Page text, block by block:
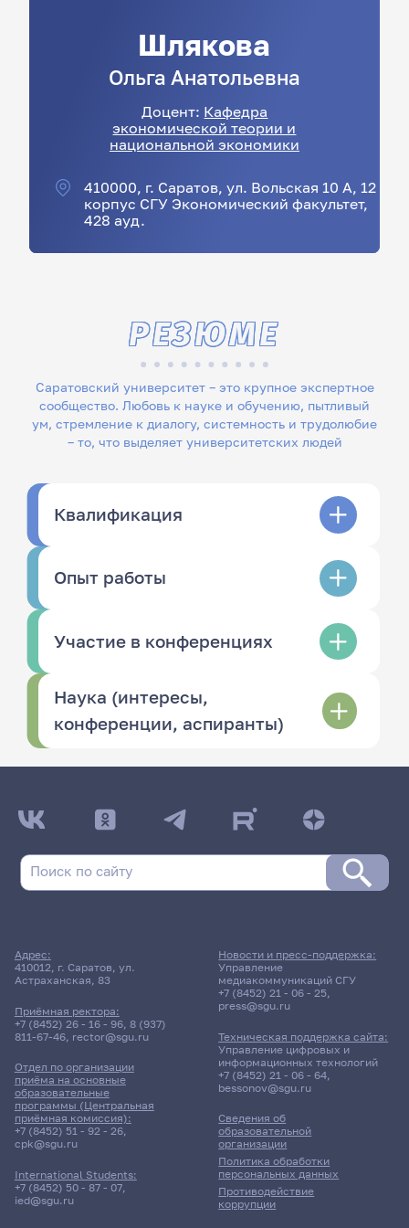
Шлякова
Ольга Анатольевна
Доцент: Кафедра
экономической теории и
национальной экономики
410000, г. Саратов, ул. Вольская 10 А, 12
корпус СГУ Экономический факультет,
428 ауд.
Саратовский университет – это крупное экспертное
сообщество. Любовь к науке и обучению, пытливый
ум, стремление к диалогу, системность и трудолюбие
– то, что выделяет университетских людей
РЕЗЮМЕ
Квалификация
Опыт работы
Участие в конференциях
Наука (интересы,
конференции, аспиранты)
Адрес:
410012, г. Саратов, ул.
Астраханская, 83
Приёмная ректора:
+7 (8452) 26 - 16 - 96, 8 (937)
811-67-46, rector@sgu.ru
Отдел по организации
приёма на основные
образовательные
программы (Центральная
приёмная комиссия):
+7 (8452) 51 - 92 - 26,
cpk@sgu.ru
International Students:
+7 (8452) 50 - 87 - 07,
ied@sgu.ru
Сведения об
образовательной
организации
Политика обработки
персональных данных
Противодействие
коррупции
Новости и пресс-поддержка:
Управление
медиакоммуникаций СГУ
+7 (8452) 21 - 06 - 25,
press@sgu.ru
Техническая поддержка сайта:
Управление цифровых и
информационных технологий
+7 (8452) 21 - 06 - 64,
bessonov@sgu.ru